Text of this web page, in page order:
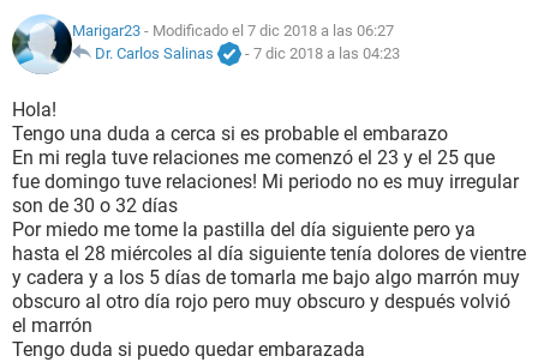
NUTRICIÓN
BIENESTAR
SEXUALIDAD
GLOSARIO
Marigar23 - Modificado el 7 dic 2018 a las 06:27
Dr. Carlos Salinas
- 7 dic 2018 a las 04:23
Hola!
Tengo una duda a cerca si es probable el embarazo
En mi regla tuve relaciones me comenzó el 23 y el 25 que
fue domingo tuve relaciones! Mi periodo no es muy irregular
son de 30 o 32 días
Por miedo me tome la pastilla del día siguiente pero ya
hasta el 28 miércoles al día siguiente tenía dolores de vientre
y cadera y a los 5 días de tomarla me bajo algo marrón muy
obscuro al otro día rojo pero muy obscuro y después volvió
el marrón
Tengo duda si puedo quedar embarazada